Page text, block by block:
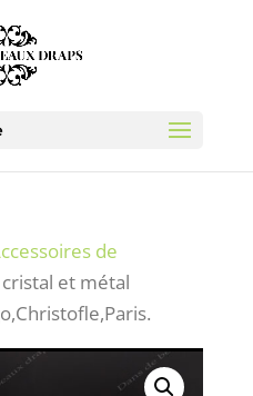
de
et métal